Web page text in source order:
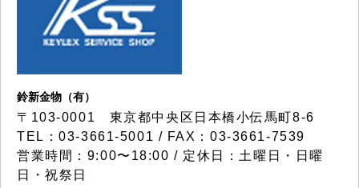
鈴新金物（有）
〒103-0001 東京都中央区日本橋小伝馬町8-6
TEL：03-3661-5001 / FAX：03-3661-7539
営業時間：9:00〜18:00 / 定休日：土曜日・日曜
日・祝祭日